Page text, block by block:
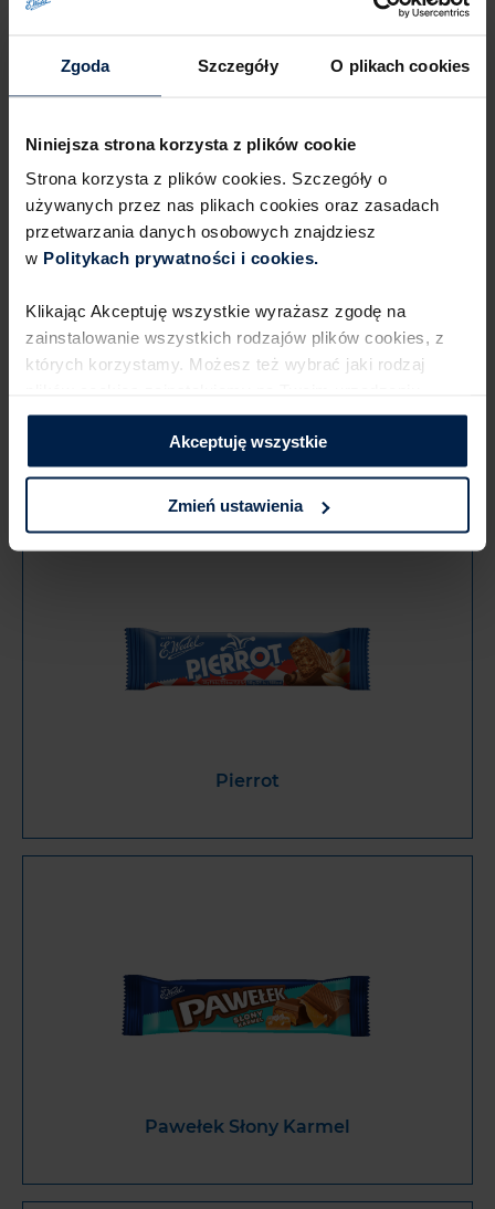
Zgoda Szczegóły O plikach cookies
Niniejsza strona korzysta z plików cookie
Strona korzysta z plików cookies. Szczegóły o
używanych przez nas plikach cookies oraz zasadach
przetwarzania danych osobowych znajdziesz
w Politykach prywatności i cookies.​ ​
Klikając Akceptuję wszystkie wyrażasz zgodę na
zainstalowanie wszystkich rodzajów plików cookies,​ z
których korzystamy. Możesz też wybrać jaki rodzaj
klikając Zmień ustawienia.​ ​
Akceptuję wszystkie
Zmień ustawienia
Bajeczny Crunchy Karmel
Pierrot
Pawełek Słony Karmel